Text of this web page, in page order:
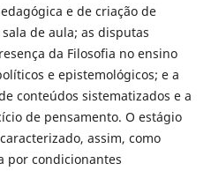
e de criação de
de aula; as disputas
da Filosofia no ensino
e epistemológicos; e a
conteúdos sistematizados e a
de pensamento. O estágio
assim, como
por condicionantes